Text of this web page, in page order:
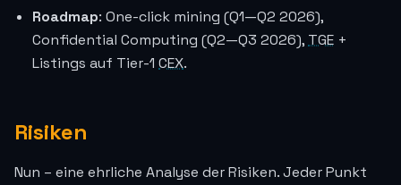
Roadmap: One-click mining (Q1—Q2 2026),
Confidential Computing (Q2—Q3 2026), TGE +
Listings auf Tier-1 CEX.
Risiken
Nun – eine ehrliche Analyse der Risiken. Jeder Punkt